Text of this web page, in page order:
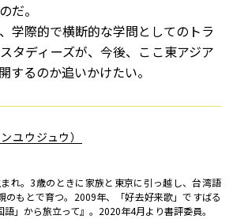
だ。
学際的で横断的な学問としてのトラ
タディーズが、今後、ここ東アジア
するのか追いかけたい。
ユウジュウ）
れ。3歳のときに家族と東京に引っ越し、台湾語
のもとで育つ。2009年、「好去好来歌」ですばる
」から旅立って』。2020年4月より書評委員。